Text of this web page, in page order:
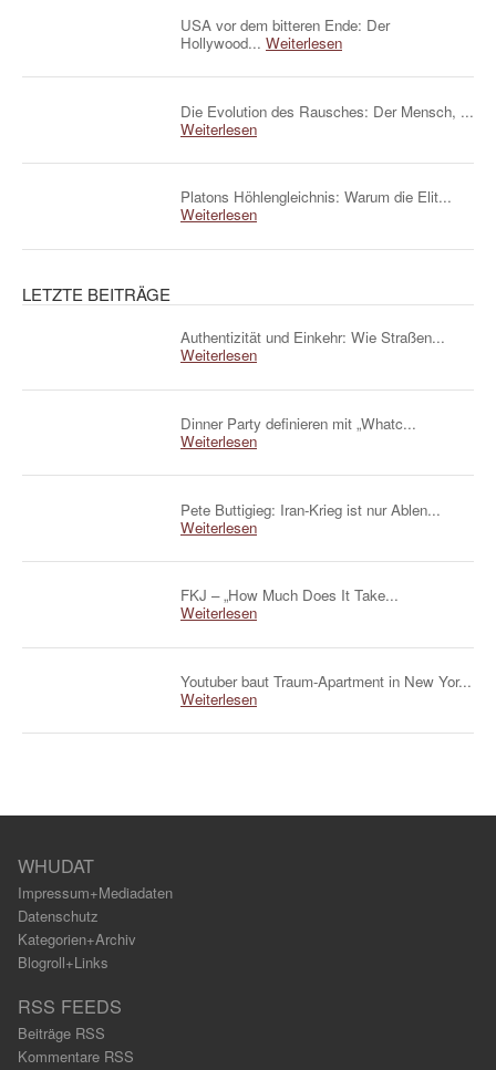
USA vor dem bitteren Ende: Der
Hollywood... Weiterlesen
Die Evolution des Rausches: Der Mensch, ...
Weiterlesen
Platons Höhlengleichnis: Warum die Elit...
Weiterlesen
LETZTE BEITRÄGE
Authentizität und Einkehr: Wie Straßen...
Weiterlesen
Dinner Party definieren mit „Whatc...
Weiterlesen
Pete Buttigieg: Iran-Krieg ist nur Ablen...
Weiterlesen
FKJ – „How Much Does It Take...
Weiterlesen
Youtuber baut Traum-Apartment in New Yor...
Weiterlesen
WHUDAT
Impressum+Mediadaten
Datenschutz
Kategorien+Archiv
Blogroll+Links
RSS FEEDS
Beiträge RSS
Kommentare RSS